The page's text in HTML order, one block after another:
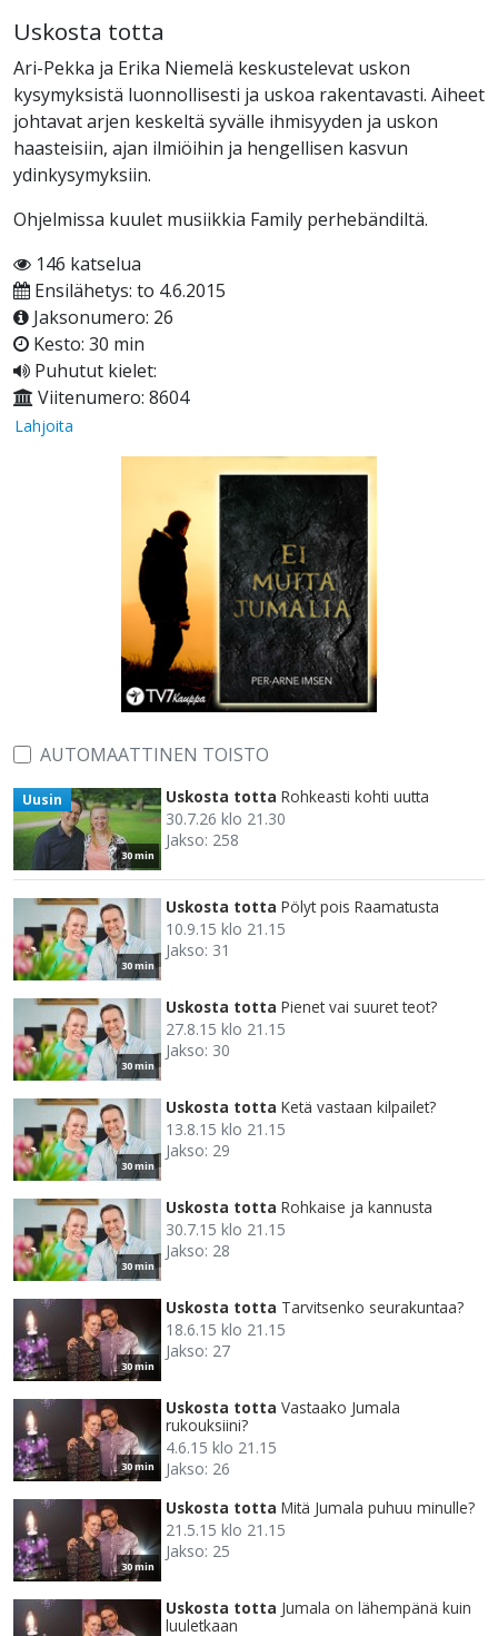
Uskosta totta
Ari-Pekka ja Erika Niemelä keskustelevat uskon
kysymyksistä luonnollisesti ja uskoa rakentavasti. Aiheet
johtavat arjen keskeltä syvälle ihmisyyden ja uskon
haasteisiin, ajan ilmiöihin ja hengellisen kasvun
ydinkysymyksiin.
Ohjelmissa kuulet musiikkia Family perhebändiltä.
146 katselua
Ensilähetys: to 4.6.2015
Jaksonumero: 26
Kesto: 30 min
Puhutut kielet:
Viitenumero: 8604
Lahjoita
AUTOMAATTINEN TOISTO
30 min
Uusin Uskosta totta Rohkeasti kohti uutta
30.7.26 klo 21.30
Jakso: 258
30 min
Uskosta totta Pölyt pois Raamatusta
10.9.15 klo 21.15
Jakso: 31
30 min
Uskosta totta Pienet vai suuret teot?
27.8.15 klo 21.15
Jakso: 30
30 min
Uskosta totta Ketä vastaan kilpailet?
13.8.15 klo 21.15
Jakso: 29
30 min
Uskosta totta Rohkaise ja kannusta
30.7.15 klo 21.15
Jakso: 28
30 min
Uskosta totta Tarvitsenko seurakuntaa?
18.6.15 klo 21.15
Jakso: 27
30 min
Uskosta totta Vastaako Jumala
rukouksiini?
4.6.15 klo 21.15
Jakso: 26
30 min
Uskosta totta Mitä Jumala puhuu minulle?
21.5.15 klo 21.15
Jakso: 25
Uskosta totta Jumala on lähempänä kuin
luuletkaan